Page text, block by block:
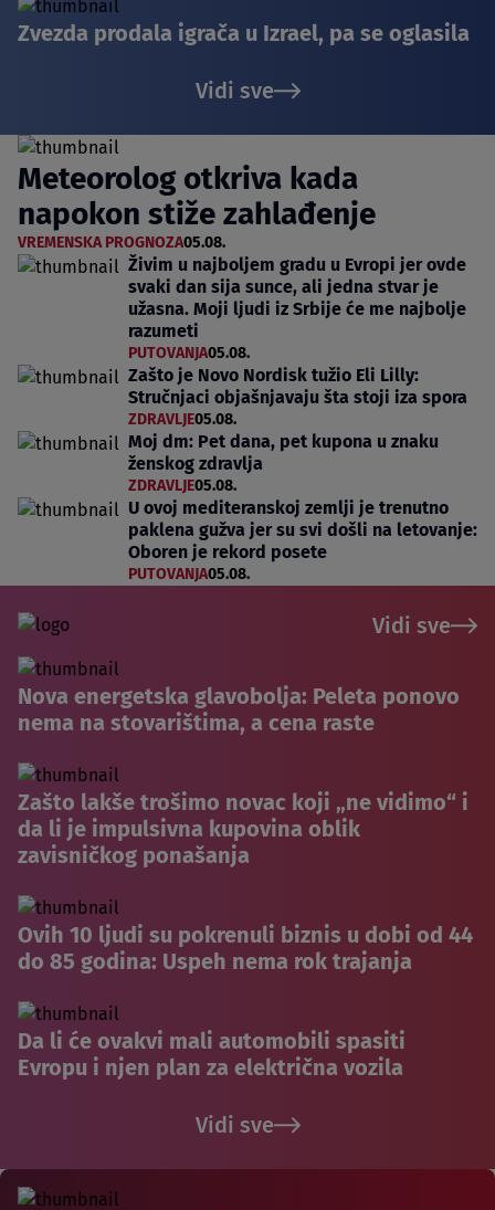
Zvezda prodala igrača u Izrael, pa se oglasila
Vidi sve
Meteorolog otkriva kada
napokon stiže zahlađenje
VREMENSKA PROGNOZA05.08.
Živim u najboljem gradu u Evropi jer ovde
svaki dan sija sunce, ali jedna stvar je
užasna. Moji ljudi iz Srbije će me najbolje
razumeti
PUTOVANJA05.08.
Zašto je Novo Nordisk tužio Eli Lilly:
Stručnjaci objašnjavaju šta stoji iza spora
ZDRAVLJE05.08.
Moj dm: Pet dana, pet kupona u znaku
ženskog zdravlja
ZDRAVLJE05.08.
U ovoj mediteranskoj zemlji je trenutno
paklena gužva jer su svi došli na letovanje:
Oboren je rekord posete
PUTOVANJA05.08.
Vidi sve
Nova energetska glavobolja: Peleta ponovo
nema na stovarištima, a cena raste
Zašto lakše trošimo novac koji „ne vidimo“ i
da li je impulsivna kupovina oblik
zavisničkog ponašanja
Ovih 10 ljudi su pokrenuli biznis u dobi od 44
do 85 godina: Uspeh nema rok trajanja
Da li će ovakvi mali automobili spasiti
Evropu i njen plan za električna vozila
Vidi sve